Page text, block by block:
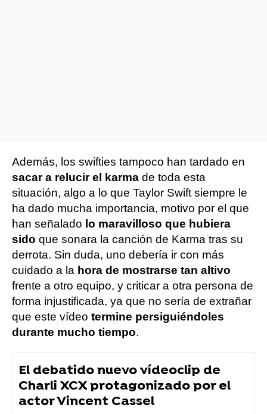
Además, los swifties tampoco han tardado en
sacar a relucir el karma de toda esta
situación, algo a lo que Taylor Swift siempre le
ha dado mucha importancia, motivo por el que
han señalado lo maravilloso que hubiera
sido que sonara la canción de Karma tras su
derrota. Sin duda, uno debería ir con más
cuidado a la hora de mostrarse tan altivo
frente a otro equipo, y criticar a otra persona de
forma injustificada, ya que no sería de extrañar
que este vídeo termine persiguiéndoles
durante mucho tiempo.
El debatido nuevo vídeoclip de
Charli XCX protagonizado por el
actor Vincent Cassel